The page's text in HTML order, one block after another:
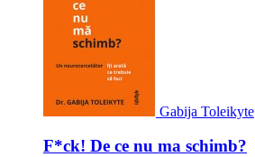
Gabija Toleikyte
F*ck! De ce nu ma schimb?